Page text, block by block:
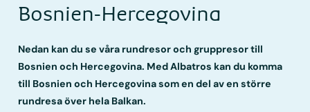
Bosnien-Hercegovina
Nedan kan du se våra rundresor och gruppresor till
Bosnien och Hercegovina. Med Albatros kan du komma
till Bosnien och Hercegovina som en del av en större
rundresa över hela Balkan.